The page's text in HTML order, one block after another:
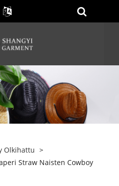
Olkihattu >
Straw Naisten Cowboy